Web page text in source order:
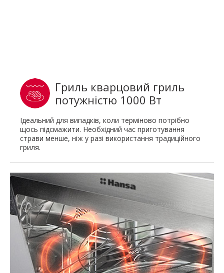
Гриль кварцовий гриль
потужністю 1000 Вт
Ідеальний для випадків, коли терміново потрібно
щось підсмажити. Необхідний час приготування
страви менше, ніж у разі використання традиційного
гриля.